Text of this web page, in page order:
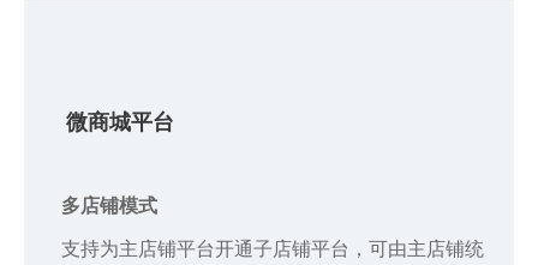
微商城平台
多店铺模式
支持为主店铺平台开通子店铺平台，可由主店铺统